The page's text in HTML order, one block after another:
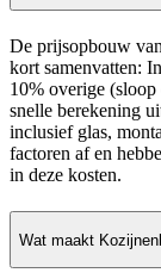
De prijsopbouw
kort samenvatten:
10% overige
snelle berekening
inclusief glas,
factoren af en
in deze kosten.
Wat maakt